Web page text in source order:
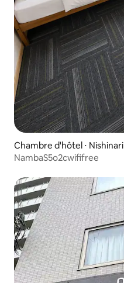
Chambre d'hôtel ⋅ Nishinari
NambaS5o2cwififree